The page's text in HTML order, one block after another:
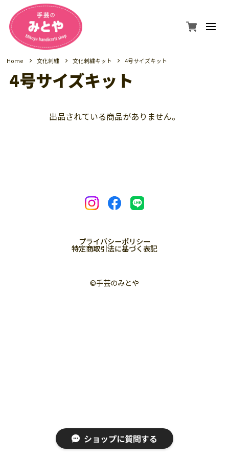
Home 文化刺繍 文化刺繍キット 4号サイズキット
4号サイズキット
出品されている商品がありません。
プライバシーポリシー
特定商取引法に基づく表記
©︎手芸のみとや
ショップに質問する